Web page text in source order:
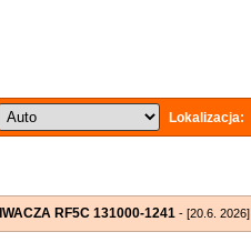
Lokalizacja:
RF5C 131000-1241 - [20.6. 2026]